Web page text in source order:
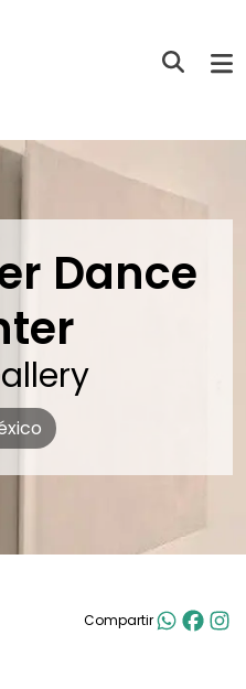
Dance
Compartir